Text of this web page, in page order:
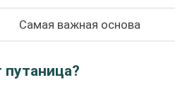
Самая важная основа